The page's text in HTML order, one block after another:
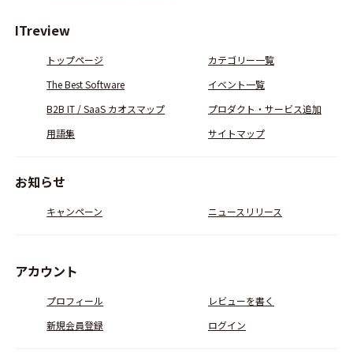
ITreview
トップページ
カテゴリー一覧
The Best Software
イベント一覧
B2B IT / SaaS カオスマップ
プロダクト・サービス追加
用語集
サイトマップ
お知らせ
キャンペーン ニュースリリース
アカウント
プロフィール
レビューを書く
新規会員登録
ログイン